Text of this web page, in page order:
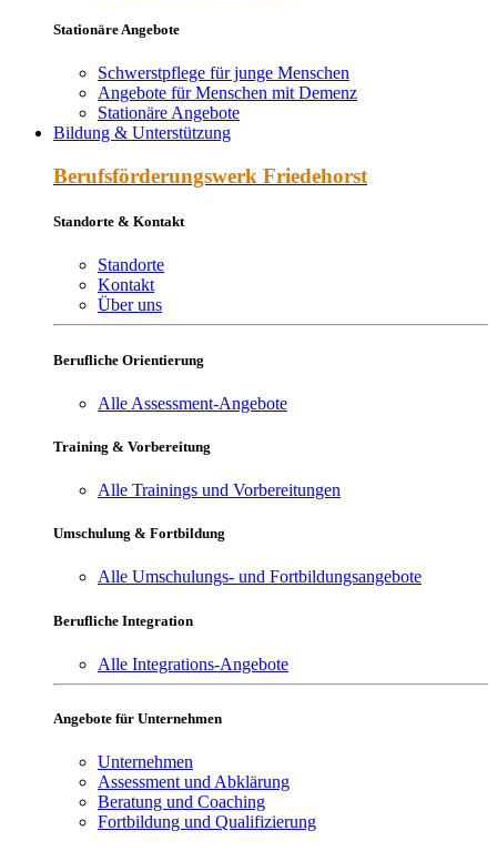
Stationäre Angebote
Schwerstpflege für junge Menschen
Angebote für Menschen mit Demenz
Stationäre Angebote
Bildung & Unterstützung
Berufs­förderungs­werk Friede­horst
Standorte & Kontakt
Standorte
Kontakt
Über uns
Berufliche Orientierung
Alle Assessment-Angebote
Training & Vorbereitung
Alle Trainings und Vorbereitungen
Umschulung & Fortbildung
Alle Umschulungs- und Fortbildungsangebote
Berufliche Integration
Alle Integrations-Angebote
Angebote für Unternehmen
Unternehmen
Assessment und Abklärung
Beratung und Coaching
Fortbildung und Qualifizierung